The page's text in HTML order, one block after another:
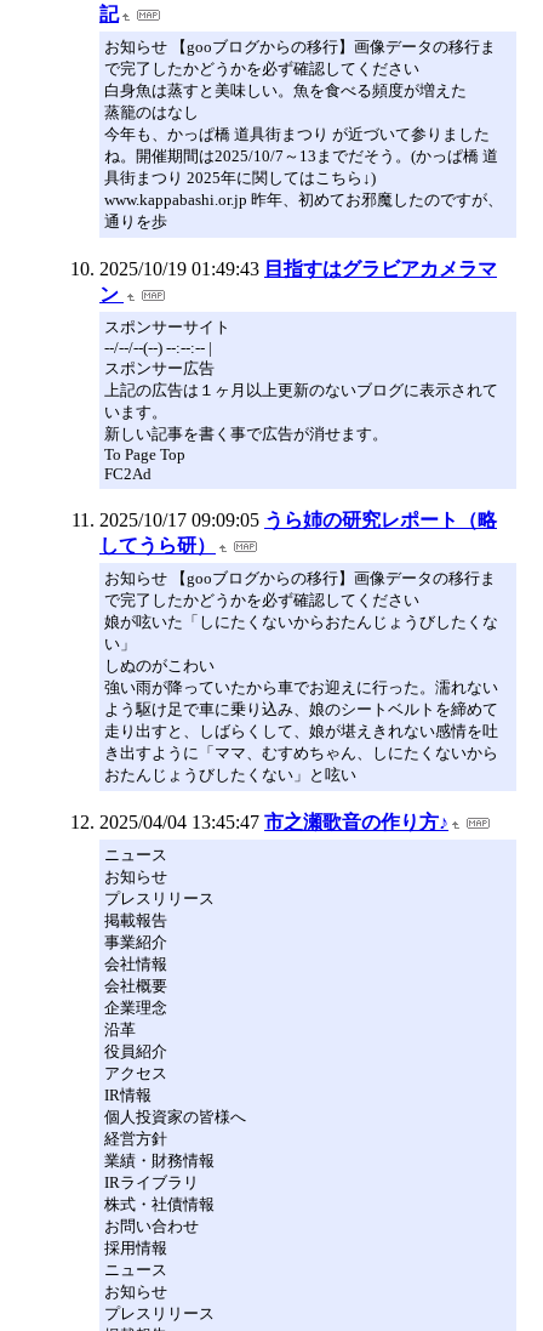
記
お知らせ 【gooブログからの移行】画像データの移行ま
で完了したかどうかを必ず確認してください
白身魚は蒸すと美味しい。魚を食べる頻度が増えた
蒸籠のはなし
今年も、かっぱ橋 道具街まつり が近づいて参りました
ね。開催期間は2025/10/7～13までだそう。(かっぱ橋 道
具街まつり 2025年に関してはこちら↓)
www.kappabashi.or.jp 昨年、初めてお邪魔したのですが、
通りを歩
2025/10/19 01:49:43 目指すはグラビアカメラマ
ン
スポンサーサイト
--/--/--(--) --:--:-- |
スポンサー広告
上記の広告は１ヶ月以上更新のないブログに表示されて
います。
新しい記事を書く事で広告が消せます。
To Page Top
FC2Ad
2025/10/17 09:09:05 うら姉の研究レポート（略
してうら研）
お知らせ 【gooブログからの移行】画像データの移行ま
で完了したかどうかを必ず確認してください
娘が呟いた「しにたくないからおたんじょうびしたくな
い」
しぬのがこわい
強い雨が降っていたから車でお迎えに行った。濡れない
よう駆け足で車に乗り込み、娘のシートベルトを締めて
走り出すと、しばらくして、娘が堪えきれない感情を吐
き出すように「ママ、むすめちゃん、しにたくないから
おたんじょうびしたくない」と呟い
2025/04/04 13:45:47 市之瀬歌音の作り方♪
ニュース
お知らせ
プレスリリース
掲載報告
事業紹介
会社情報
会社概要
企業理念
沿革
役員紹介
アクセス
IR情報
個人投資家の皆様へ
経営方針
業績・財務情報
IRライブラリ
株式・社債情報
お問い合わせ
採用情報
ニュース
お知らせ
プレスリリース